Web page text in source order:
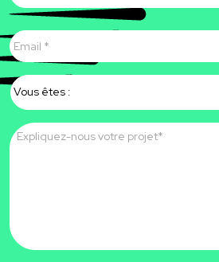
E-
mail *
Vous
êtes
Message